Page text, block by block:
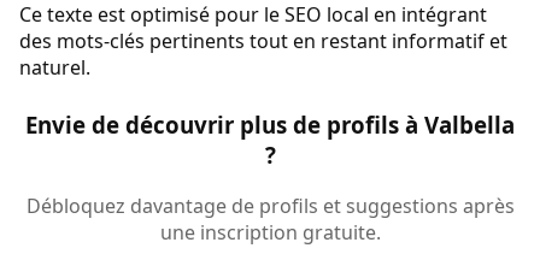
Ce texte est optimisé pour le SEO local en intégrant
des mots-clés pertinents tout en restant informatif et
naturel.
Envie de découvrir plus de profils à Valbella
?
Débloquez davantage de profils et suggestions après
une inscription gratuite.